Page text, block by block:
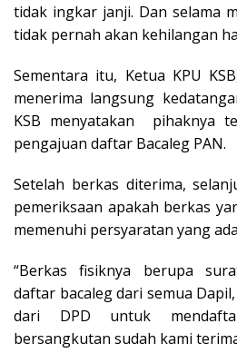
tidak ingkar janji. Dan selama
tidak pernah akan kehilangan
Sementara itu, Ketua KPU
menerima langsung
KSB menyatakan pihaknya
pengajuan daftar Bacaleg PAN.
Setelah berkas diterima,
pemeriksaan apakah berkas
memenuhi persyaratan yang
“Berkas fisiknya berupa
daftar bacaleg dari semua
dari DPD untuk
bersangkutan sudah kami